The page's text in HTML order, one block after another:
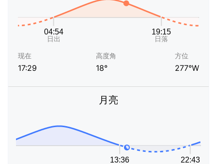
现在
17:29
高度角
18°
方位
277°W
月亮